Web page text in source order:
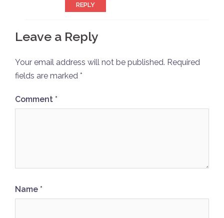
REPLY
Leave a Reply
Your email address will not be published. Required
fields are marked *
Comment *
Name *